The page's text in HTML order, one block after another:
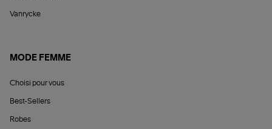
Vanrycke
MODE FEMME
Choisi pour vous
Best-Sellers
Robes